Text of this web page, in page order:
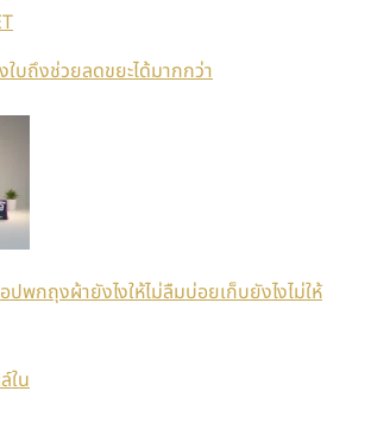
ใบถึงช่วยลดขยะได้มากกว่า
ปพกถุงผ้ายังไงให้ไม่ลืมบ่อยเก็บยังไงไม่ให้